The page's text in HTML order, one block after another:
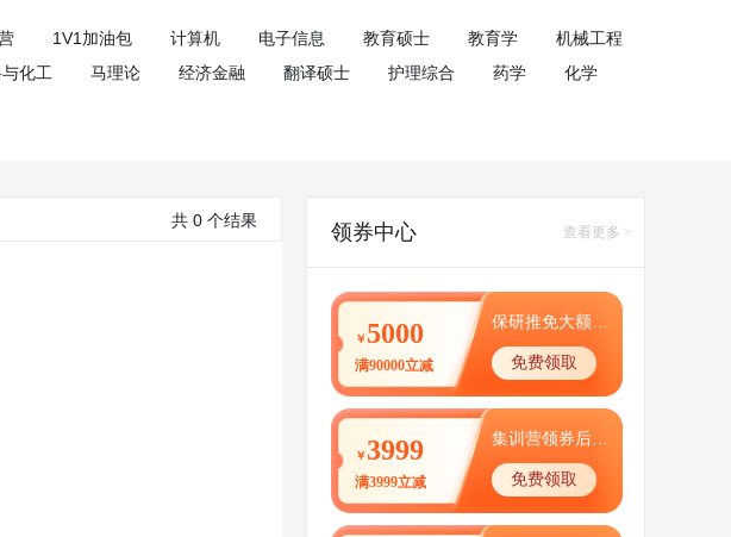
1V1加油包 计算机 电子信息 教育硕士 教育学
机械工程
化工 马理论 经济金融 翻译硕士 护理综合 药学
化学
共 0 个结果 领券中心 查看更多 >
￥ 5000
满90000立减 免费领取
￥ 3999
满3999立减 免费领取